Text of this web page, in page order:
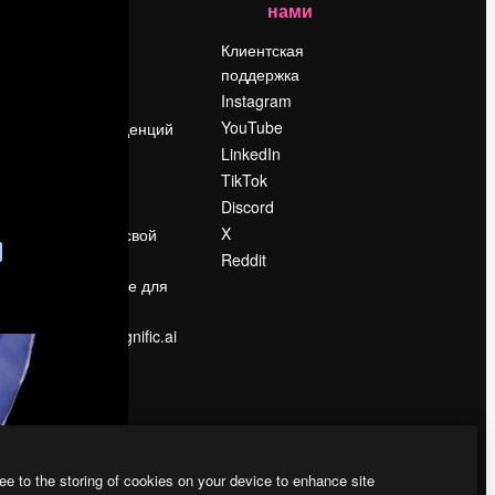
Поиск тенденций
Продайте свой
Помещение для
Ищете magnific.ai
нами
Клиентская
поддержка
Instagram
YouTube
LinkedIn
TikTok
Discord
X
Reddit
to the storing of cookies on your device to enhance site